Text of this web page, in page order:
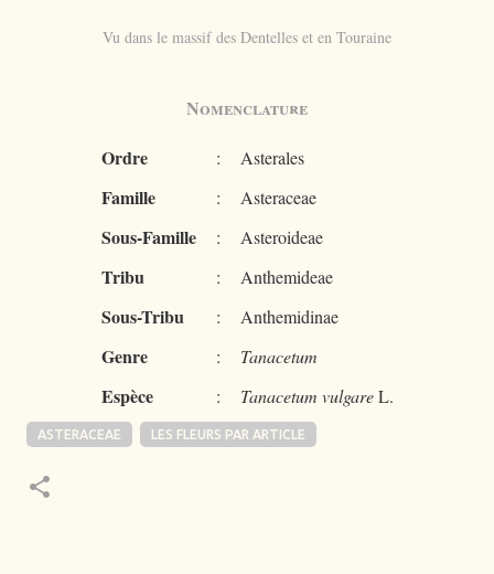
Vu dans le massif des Dentelles et en Touraine
Nomenclature
Ordre
: Asterales
Famille : Asteraceae
Sous-Famille : Asteroideae
Tribu : Anthemideae
Sous-Tribu : Anthemidinae
Genre : Tanacetum
Espèce : Tanacetum vulgareL.
ASTERACEAE LES FLEURS PAR ARTICLE